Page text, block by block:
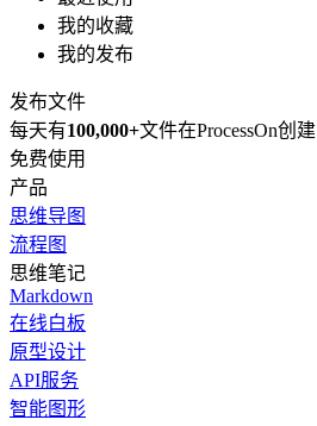
我的收藏
我的发布
发布文件
每天有100,000+文件在ProcessOn创建
免费使用
产品
思维导图
流程图
思维笔记
Markdown
在线白板
原型设计
API服务
智能图形